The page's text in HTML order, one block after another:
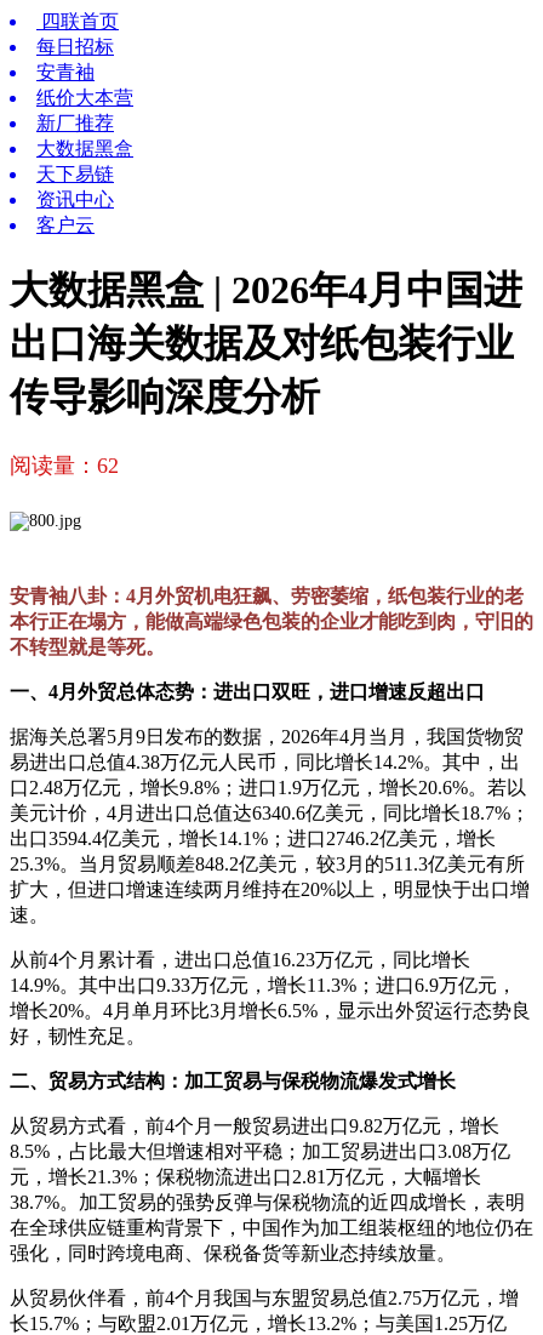
四联首页
每日招标
安青袖
纸价大本营
新厂推荐
大数据黑盒
天下易链
资讯中心
客户云
大数据黑盒 | 2026年4月中国进
出口海关数据及对纸包装行业
传导影响深度分析
阅读量： 62
安青袖八卦：4月外贸机电狂飙、劳密萎缩，纸包装行业的老
本行正在塌方，能做高端绿色包装的企业才能吃到肉，守旧的
不转型就是等死。
一、4月外贸总体态势：进出口双旺，进口增速反超出口
据海关总署5月9日发布的数据，2026年4月当月，我国货物贸
易进出口总值4.38万亿元人民币，同比增长14.2%。其中，出
口2.48万亿元，增长9.8%；进口1.9万亿元，增长20.6%。若以
美元计价，4月进出口总值达6340.6亿美元，同比增长18.7%；
出口3594.4亿美元，增长14.1%；进口2746.2亿美元，增长
25.3%。当月贸易顺差848.2亿美元，较3月的511.3亿美元有所
扩大，但进口增速连续两月维持在20%以上，明显快于出口增
速。
从前4个月累计看，进出口总值16.23万亿元，同比增长
14.9%。其中出口9.33万亿元，增长11.3%；进口6.9万亿元，
增长20%。4月单月环比3月增长6.5%，显示出外贸运行态势良
好，韧性充足。
二、贸易方式结构：加工贸易与保税物流爆发式增长
从贸易方式看，前4个月一般贸易进出口9.82万亿元，增长
8.5%，占比最大但增速相对平稳；加工贸易进出口3.08万亿
元，增长21.3%；保税物流进出口2.81万亿元，大幅增长
38.7%。加工贸易的强势反弹与保税物流的近四成增长，表明
在全球供应链重构背景下，中国作为加工组装枢纽的地位仍在
强化，同时跨境电商、保税备货等新业态持续放量。
从贸易伙伴看，前4个月我国与东盟贸易总值2.75万亿元，增
长15.7%；与欧盟2.01万亿元，增长13.2%；与美国1.25万亿